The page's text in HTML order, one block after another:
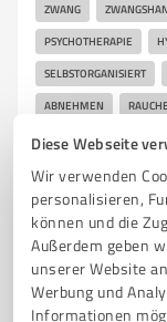
Diese Webseite
Wir verwenden
personalisieren,
können und die
Außerdem geben
unserer Website
Werbung und
Informationen
ZWANG
PSYCHOTHERAPIE
SELBSTORGANISIERT
ABNEHMEN
PRIVAT THERAPIE
MEDIATION
SELBSTHYPNOSE
Tel. +49 6441